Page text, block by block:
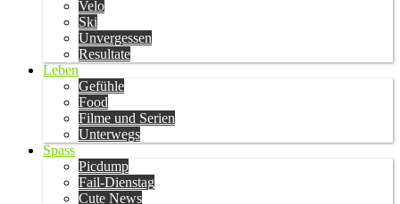
Velo
Ski
Unvergessen
Resultate
Leben
Gefühle
Food
Filme und Serien
Unterwegs
Spass
Picdump
Fail-Dienstag
Cute News